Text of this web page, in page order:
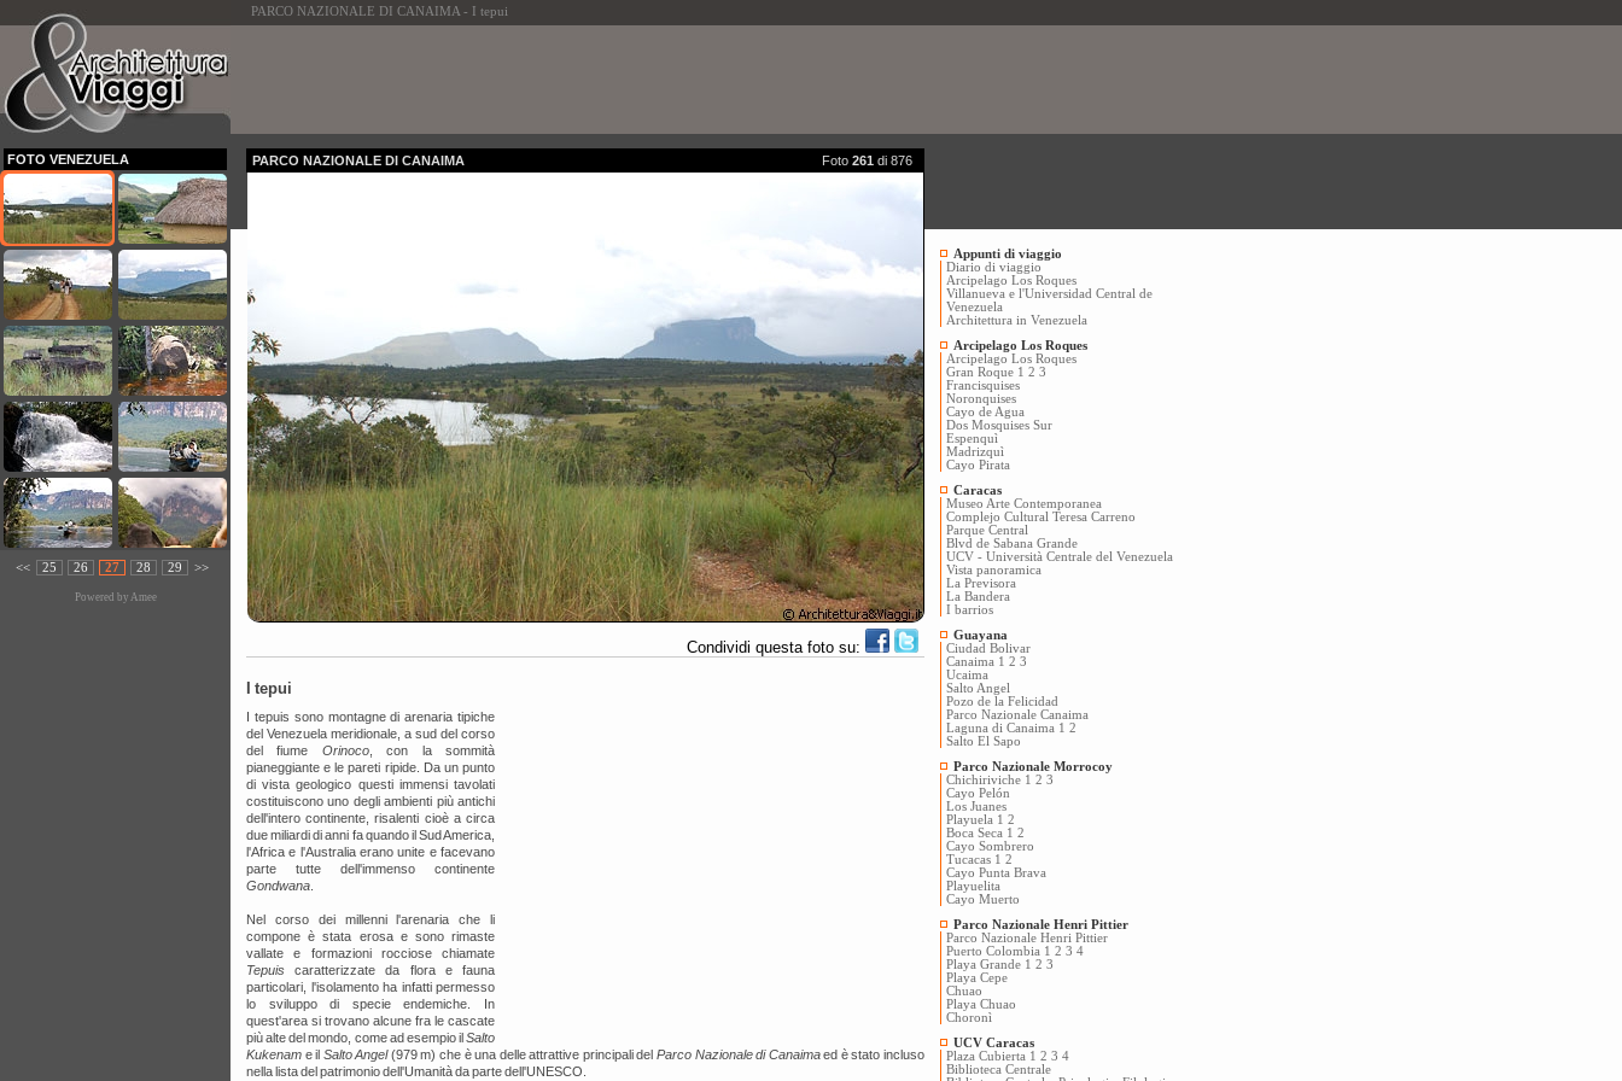
PARCO NAZIONALE DI CANAIMA - I tepui
FOTO VENEZUELA
<< 25 26 27 28 29 >>
Powered by Amee
PARCO NAZIONALE DI CANAIMA Foto 261 di 876
Condividi questa foto su:
I tepui
I tepuis sono montagne di arenaria tipiche
del Venezuela meridionale, a sud del corso
del fiume Orinoco, con la sommità
pianeggiante e le pareti ripide. Da un punto
di vista geologico questi immensi tavolati
costituiscono uno degli ambienti più antichi
dell'intero continente, risalenti cioè a circa
due miliardi di anni fa quando il Sud America,
l'Africa e l'Australia erano unite e facevano
parte tutte dell'immenso continente
Gondwana
Nel corso dei millenni l'arenaria che li
compone è stata erosa e sono rimaste
vallate e formazioni rocciose chiamate
Tepuis caratterizzate da flora e fauna
particolari, l'isolamento ha infatti permesso
lo sviluppo di specie endemiche. In
quest'area si trovano alcune fra le cascate
più alte del mondo, come ad esempio ilSalto
Kukenam e il Salto Angel(979 m) che è una delle attrattive principali delParco Nazionale di Canaimaed è stato incluso
nella lista del patrimonio dell'Umanità da parte dell'UNESCO.
Appunti di viaggio
Diario di viaggio
Arcipelago Los Roques
Villanueva e l'Universidad Central de
Venezuela
Architettura in Venezuela
Arcipelago Los Roques
Arcipelago Los Roques
Gran Roque 1 2 3
Francisquises
Noronquises
Cayo de Agua
Dos Mosquises Sur
Espenquì
Madrizquì
Cayo Pirata
Caracas
Museo Arte Contemporanea
Complejo Cultural Teresa Carreno
Parque Central
Blvd de Sabana Grande
UCV - Università Centrale del Venezuela
Vista panoramica
La Previsora
La Bandera
I barrios
Guayana
Ciudad Bolivar
Canaima 1 2 3
Ucaima
Salto Angel
Pozo de la Felicidad
Parco Nazionale Canaima
Laguna di Canaima 1 2
Salto El Sapo
Parco Nazionale Morrocoy
Chichiriviche 1 2 3
Cayo Pelón
Los Juanes
Playuela 1 2
Boca Seca 1 2
Cayo Sombrero
Tucacas 1 2
Cayo Punta Brava
Playuelita
Cayo Muerto
Parco Nazionale Henri Pittier
Parco Nazionale Henri Pittier
Puerto Colombia 1 2 3 4
Playa Grande 1 2 3
Playa Cepe
Chuao
Playa Chuao
Choronì
UCV Caracas
Plaza Cubierta 1 2 3 4
Biblioteca Centrale